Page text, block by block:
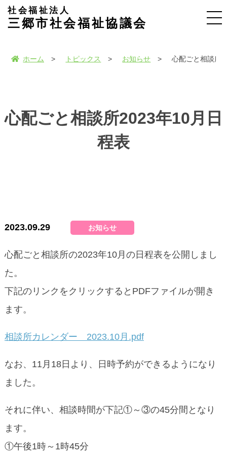
社会福祉法人
三郷市社会福祉協議会
ホーム トピックス お知らせ 心配ごと相談所
心配ごと相談所2023年10月日
程表
2023.09.29 お知らせ
心配ごと相談所の2023年10月の日程表を公開しまし
た。
下記のリンクをクリックするとPDFファイルが開き
ます。
相談所カレンダー 2023.10月.pdf
なお、11月18日より、日時予約ができるようになり
ました。
それに伴い、相談時間が下記①～③の45分間となり
ます。
①午後1時～1時45分